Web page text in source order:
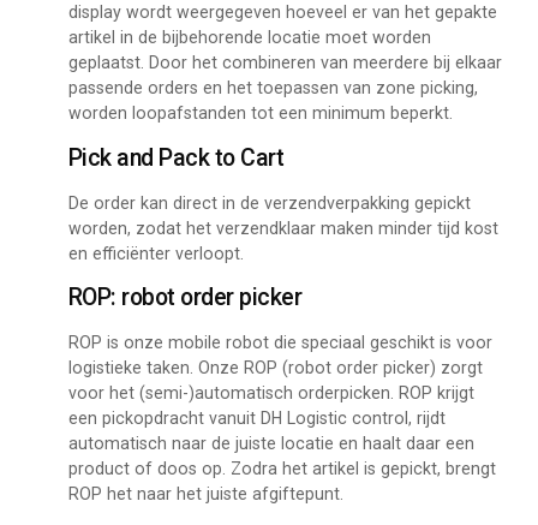
display wordt weergegeven hoeveel er van het gepakte
artikel in de bijbehorende locatie moet worden
geplaatst. Door het combineren van meerdere bij elkaar
passende orders en het toepassen van zone picking,
worden loopafstanden tot een minimum beperkt.
Pick and Pack to Cart
De order kan direct in de verzendverpakking gepickt
worden, zodat het verzendklaar maken minder tijd kost
en efficiënter verloopt.
ROP: robot order picker
ROP is onze mobile robot die speciaal geschikt is voor
logistieke taken. Onze ROP (robot order picker) zorgt
voor het (semi-)automatisch orderpicken. ROP krijgt
een pickopdracht vanuit DH Logistic control, rijdt
automatisch naar de juiste locatie en haalt daar een
product of doos op. Zodra het artikel is gepickt, brengt
ROP het naar het juiste afgiftepunt.